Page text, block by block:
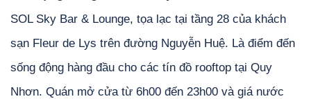
SOL Sky Bar & Lounge, tọa lạc tại tầng 28 của khách
sạn Fleur de Lys trên đường Nguyễn Huệ. Là điểm đến
sống động hàng đầu cho các tín đồ rooftop tại Quy
Nhơn. Quán mở cửa từ 6h00 đến 23h00 và giá nước